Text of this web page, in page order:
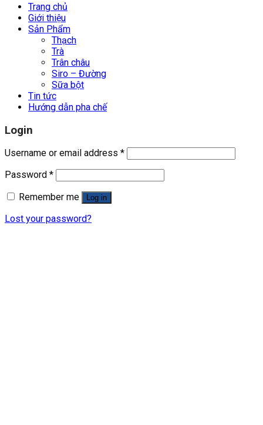
Trang chủ
Giới thiệu
Sản Phẩm
Thạch
Trà
Trân châu
Siro – Đường
Sữa bột
Tin tức
Hướng dẫn pha chế
Login
Username or email address *
Password *
Remember me
Log in
Lost your password?